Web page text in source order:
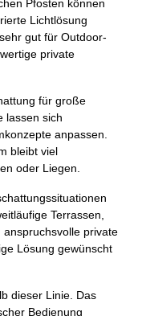
Pfosten können
Lichtlösung
gut für Outdoor-
private
für große
lassen sich
anpassen.
bleibt viel
oder Liegen.
Terrassen,
private
Lösung gewünscht
dieser Linie. Das
Bedienung